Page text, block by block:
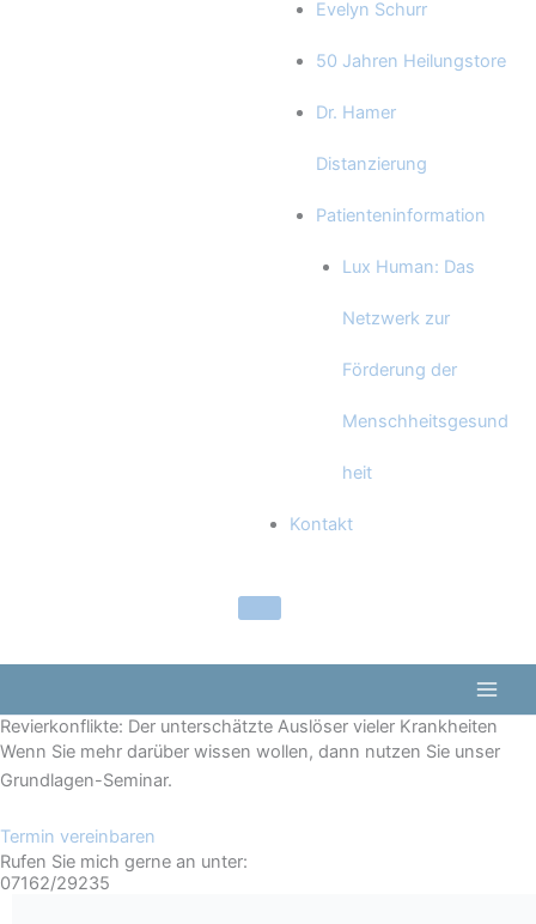
Evelyn Schurr
50 Jahren Heilungstore
Dr. Hamer
Distanzierung
Patienteninformation
Lux Human: Das
Netzwerk zur
Förderung der
Menschheitsgesund
heit
Kontakt
Revierkonflikte: Der unterschätzte Auslöser vieler Krankheiten
Wenn Sie mehr darüber wissen wollen, dann nutzen Sie unser
Grundlagen-Seminar.
Termin vereinbaren
Rufen Sie mich gerne an unter:
07162/29235